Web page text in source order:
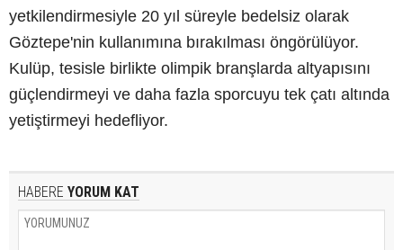
yetkilendirmesiyle 20 yıl süreyle bedelsiz olarak
Göztepe'nin kullanımına bırakılması öngörülüyor.
Kulüp, tesisle birlikte olimpik branşlarda altyapısını
güçlendirmeyi ve daha fazla sporcuyu tek çatı altında
yetiştirmeyi hedefliyor.
HABERE YORUM KAT